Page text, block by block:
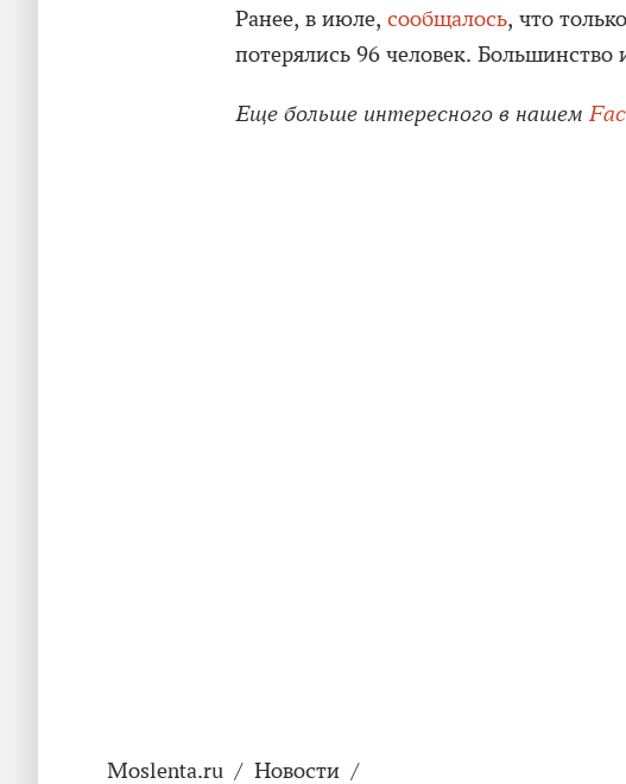
Ранее, в июле, сообщалось, что
потерялись 96 человек.
Еще больше интересного в нашем
Moslenta.ru / Новости /